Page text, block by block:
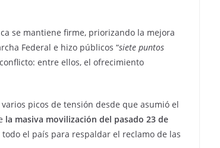
se mantiene firme, priorizando la mejora
Federal e hizo públicos “siete puntos
entre ellos, el ofrecimiento
picos de tensión desde que asumió el
la masiva movilización del pasado 23 de
el país para respaldar el reclamo de las